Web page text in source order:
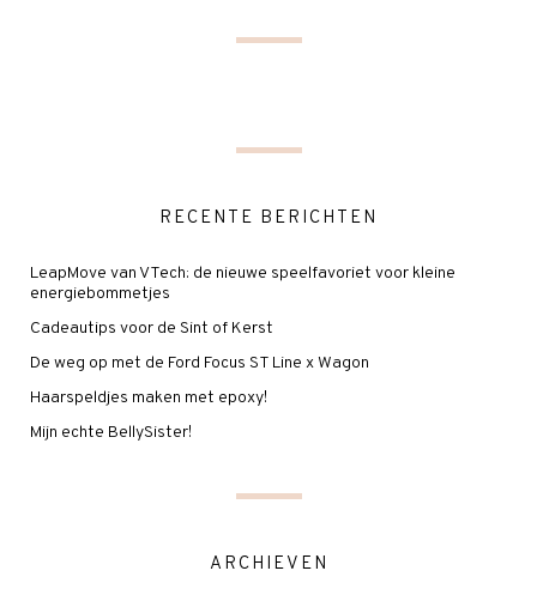
RECENTE BERICHTEN
LeapMove van VTech: de nieuwe speelfavoriet voor kleine
energiebommetjes
Cadeautips voor de Sint of Kerst
De weg op met de Ford Focus ST Line x Wagon
Haarspeldjes maken met epoxy!
Mijn echte BellySister!
ARCHIEVEN